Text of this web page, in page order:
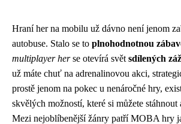
Hraní her na mobilu už dávno není jenom
autobuse. Stalo se to plnohodnotnou
multiplayer herse otevírá svět sdílených
už máte chuť na adrenalinovou akci,
prostě jenom na pokec u nenáročné hry,
skvělých možností, které si můžete stáhnout
Mezi nejoblíbenější žánry patří MOBA hry